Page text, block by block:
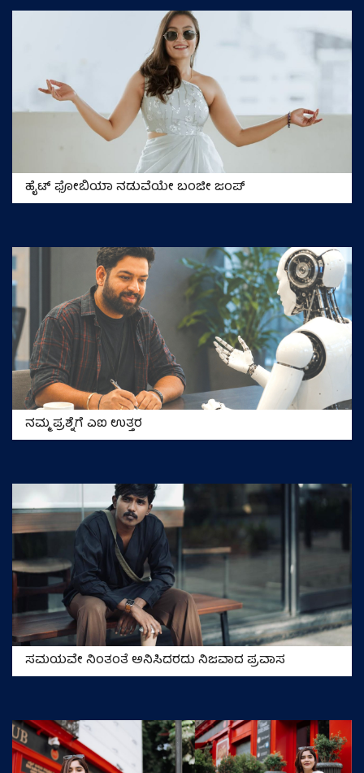
ಹೈಟ್‌ ಫೋಬಿಯಾ ನಡುವೆಯೇ ಬಂಜೀ ಜಂಪ್‌
ನಮ್ಮ ಪ್ರಶ್ನೆಗೆ ಎಐ ಉತ್ತರ
ಸಮಯವೇ ನಿಂತಂತೆ ಅನಿಸಿದರದು ನಿಜವಾದ ಪ್ರವಾಸ